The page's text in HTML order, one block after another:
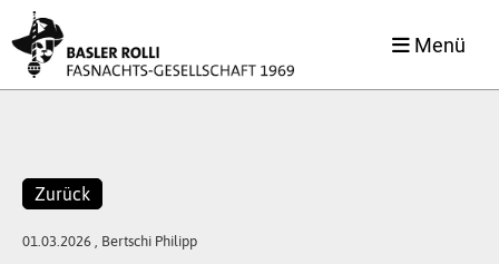
Menü
Zurück
01.03.2026 , Bertschi Philipp